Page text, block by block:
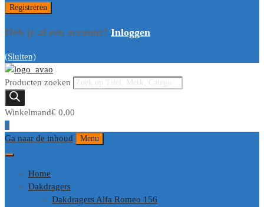
Heb je al een account? Inloggen
(Sluiten)
Producten zoeken
Winkelmand€ 0,00
0
Ga naar de inhoud
Menu
Home
Dakdragers
Dakdragers Alfa Romeo 156